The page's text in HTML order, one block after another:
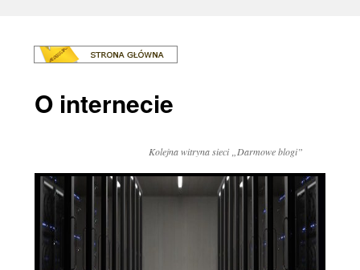
O internecie
Kolejna witryna sieci „Darmowe blogi”